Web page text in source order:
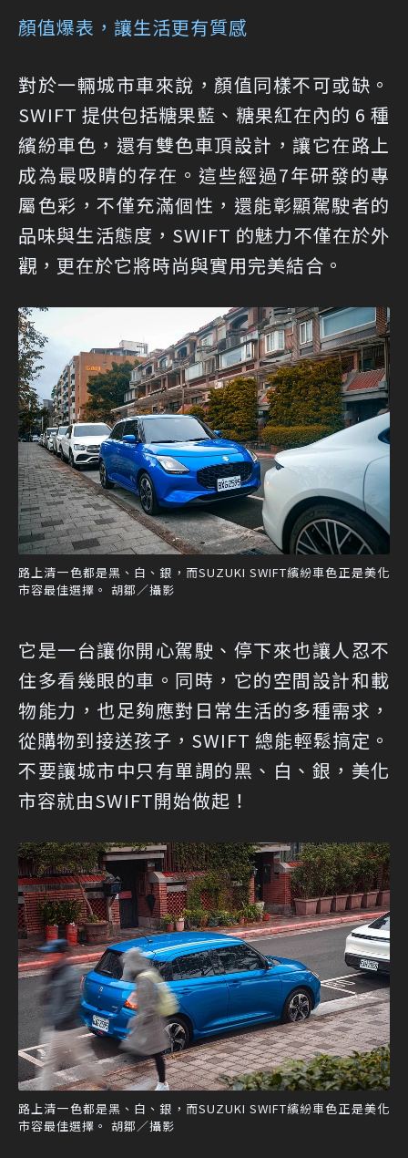
顏值爆表，讓生活更有質感
對於一輛城市車來說，顏值同樣不可或缺。
SWIFT 提供包括糖果藍、糖果紅在內的 6 種
繽紛車色，還有雙色車頂設計，讓它在路上
成為最吸睛的存在。這些經過7年研發的專
屬色彩，不僅充滿個性，還能彰顯駕駛者的
品味與生活態度，SWIFT 的魅力不僅在於外
觀，更在於它將時尚與實用完美結合。
路上清一色都是黑、白、銀，而SUZUKI SWIFT繽紛車色正是美化
市容最佳選擇。 胡鄒／攝影
它是一台讓你開心駕駛、停下來也讓人忍不
住多看幾眼的車。同時，它的空間設計和載
物能力，也足夠應對日常生活的多種需求，
從購物到接送孩子，SWIFT 總能輕鬆搞定。
不要讓城市中只有單調的黑、白、銀，美化
市容就由SWIFT開始做起！
路上清一色都是黑、白、銀，而SUZUKI SWIFT繽紛車色正是美化
市容最佳選擇。 胡鄒／攝影